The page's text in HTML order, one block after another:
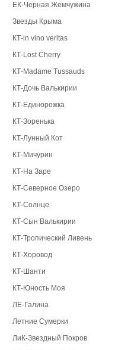
ЕК-Черная Жемчужина
Звезды Крыма
КТ-in vino veritas
КТ-Lost Cherry
КТ-Madame Tussauds
КТ-Дочь Валькирии
КТ-Единорожка
КТ-Зоренька
КТ-Лунный Кот
КТ-Мичурин
КТ-На Заре
КТ-Северное Озеро
КТ-Солнце
КТ-Сын Валькирии
КТ-Тропический Ливень
КТ-Хоровод
КТ-Шанти
КТ-Юность Моя
ЛЕ-Галина
Летние Сумерки
ЛиК-Звездный Покров